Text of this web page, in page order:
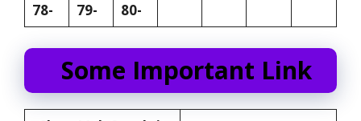
78-
79- 80-
Some Important Link